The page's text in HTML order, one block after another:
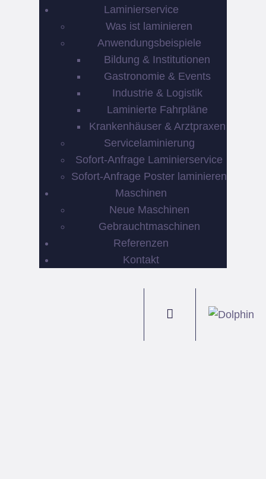
Laminierservice
Was ist laminieren
Anwendungsbeispiele
Bildung & Institutionen
Gastronomie & Events
Industrie & Logistik
Laminierte Fahrpläne
Krankenhäuser & Arztpraxen
Servicelaminierung
Sofort-Anfrage Laminierservice
Sofort-Anfrage Poster laminieren
Maschinen
Neue Maschinen
Gebrauchtmaschinen
Referenzen
Kontakt